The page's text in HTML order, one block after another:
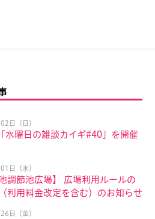
日（日）
水曜日の雑談カイギ#40」を開催
日（水）
調節池広場】 広場利用ルールの
利用料金改定を含む）のお知らせ
日（金）